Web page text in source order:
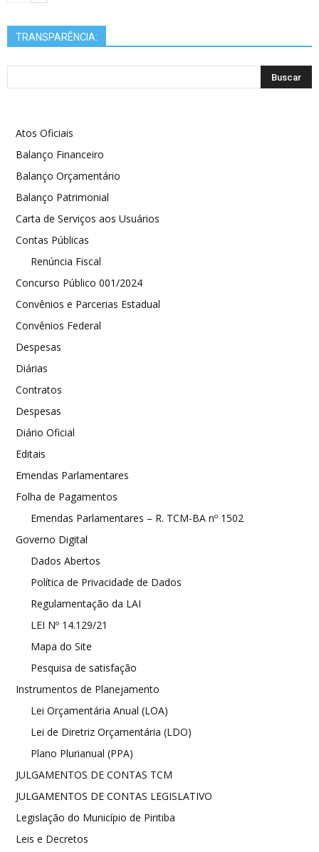
TRANSPARÊNCIA:
Atos Oficiais
Balanço Financeiro
Balanço Orçamentário
Balanço Patrimonial
Carta de Serviços aos Usuários
Contas Públicas
Renúncia Fiscal
Concurso Público 001/2024
Convênios e Parcerias Estadual
Convênios Federal
Despesas
Diárias
Contratos
Despesas
Diário Oficial
Editais
Emendas Parlamentares
Folha de Pagamentos
Emendas Parlamentares – R. TCM-BA nº 1502
Governo Digital
Dados Abertos
Política de Privacidade de Dados
Regulamentação da LAI
LEI Nº 14.129/21
Mapa do Site
Pesquisa de satisfação
Instrumentos de Planejamento
Lei Orçamentária Anual (LOA)
Lei de Diretriz Orçamentária (LDO)
Plano Plurianual (PPA)
JULGAMENTOS DE CONTAS TCM
JULGAMENTOS DE CONTAS LEGISLATIVO
Legislação do Município de Piritiba
Leis e Decretos